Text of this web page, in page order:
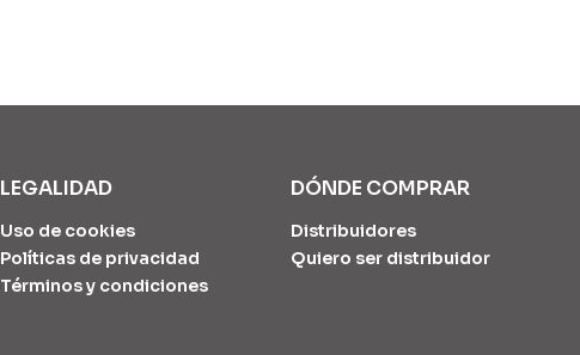
LEGALIDAD
Uso de cookies
Políticas de privacidad
Términos y condiciones
DÓNDE COMPRAR
Distribuidores
Quiero ser distribuidor